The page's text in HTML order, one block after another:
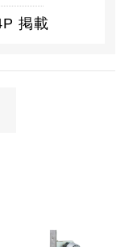
掲載